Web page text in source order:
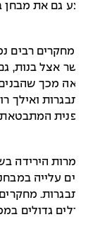
גם את מבחן ביפ
רבים נמצאים
אצל בנות, גם לפני
מכך שהבנים
ואילך רואים
המתבטאת יותר
הירידה בשיעור
מחקרים בהם
גדולים בממוצעים